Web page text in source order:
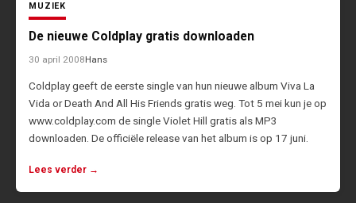
MUZIEK
De nieuwe Coldplay gratis downloaden
30 april 2008Hans
Coldplay geeft de eerste single van hun nieuwe album Viva La
Vida or Death And All His Friends gratis weg. Tot 5 mei kun je op
www.coldplay.com de single Violet Hill gratis als MP3
downloaden. De officiële release van het album is op 17 juni.
Lees verder →